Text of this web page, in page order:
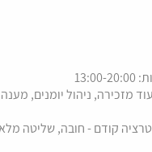
מזכירה, ניהול יומנים,
קודם - חובה, שליטה